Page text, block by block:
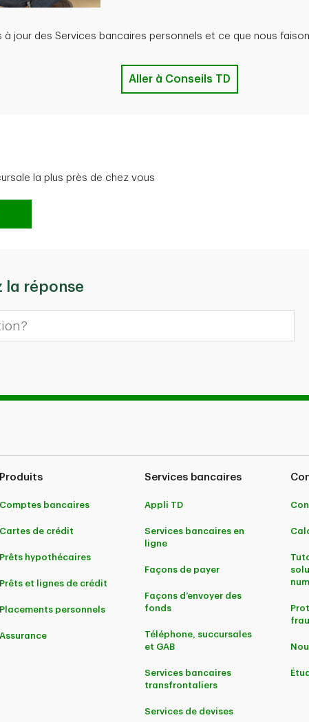
à jour des Services bancaires personnels et ce que nous
Aller à Conseils TD
la plus près de chez vous
la réponse
Produits
Comptes bancaires
Cartes de crédit
Prêts hypothécaires
Prêts et lignes de crédit
Placements personnels
Assurance
Services bancaires
Appli TD
Services bancaires en
ligne
Façons de payer
Façons d’envoyer des
fonds
Téléphone, succursales
et GAB
Services bancaires
transfrontaliers
Services de devises